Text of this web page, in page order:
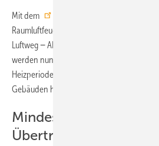
Mit dem
Raumluftfeuchtigkeit zur Reduktion des
Luftweg − AHA + L + Feuchte“ des
werden nun Anforderungen an die
Heizperiode − die Zeit also, in der die
Gebäuden häufig sehr gering ist –
Mindestens 40 % r.F.
Übertragungsrisiko